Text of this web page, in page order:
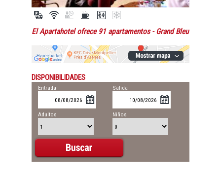
El Apartahotel ofrece 91 apartamentos- Grand Bleu
DISPONIBILIDADES
Entrada Salida
Adultos Niños